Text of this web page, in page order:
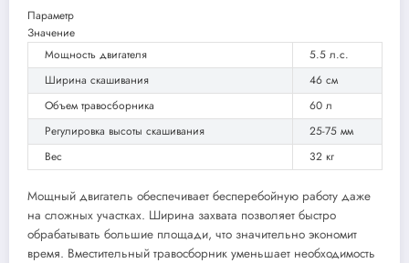
Параметр
Значение
Мощность двигателя
5.5 л.с.
Ширина скашивания
46 см
Объем травосборника
60 л
Регулировка высоты скашивания
25-75 мм
Вес
32 кг
Мощный двигатель обеспечивает бесперебойную работу даже
на сложных участках. Ширина захвата позволяет быстро
обрабатывать большие площади, что значительно экономит
время. Вместительный травосборник уменьшает необходимость